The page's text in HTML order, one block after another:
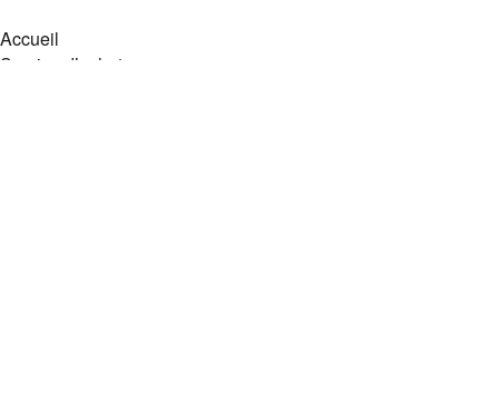
Accueil
Service d’achat